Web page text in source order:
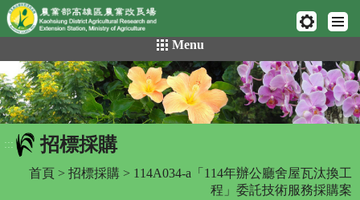
網頁置頂
到
主
要
內
容
區
Menu
::: 招標採購
首頁 > 招標採購 > 114A034-a「114年辦公廳舍屋瓦汰換工
程」委託技術服務採購案